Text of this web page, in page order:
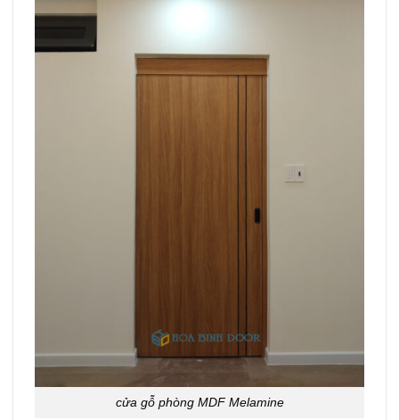
cửa gỗ phòng MDF Melamine